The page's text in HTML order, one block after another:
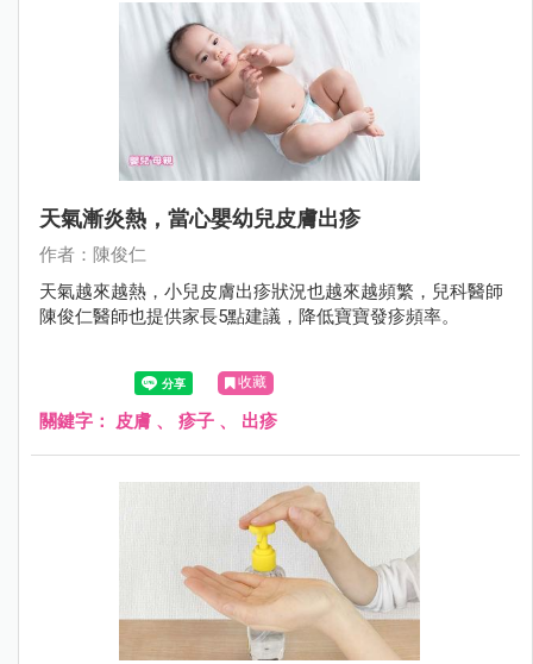
天氣漸炎熱，當心嬰幼兒皮膚出疹
作者：陳俊仁
天氣越來越熱，小兒皮膚出疹狀況也越來越頻繁，兒科醫師
陳俊仁醫師也提供家長5點建議，降低寶寶發疹頻率。
收藏
關鍵字： 皮膚 、 疹子 、 出疹